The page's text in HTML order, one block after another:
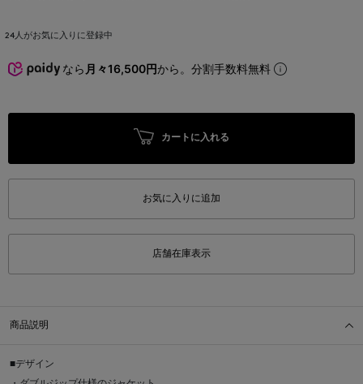
24人がお気に入りに登録中
なら 月々16,500円から。分割手数料無料
カートに入れる
お気に入りに追加
店舗在庫表示
商品説明
■デザイン